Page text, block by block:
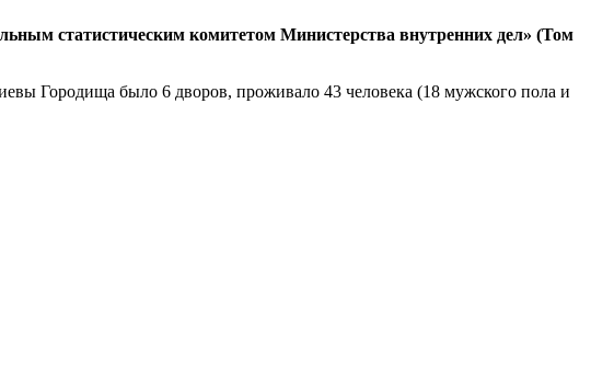
статистическим комитетом Министерства внутренних дел» (Том
Городища было 6 дворов, проживало 43 человека (18 мужского пола и